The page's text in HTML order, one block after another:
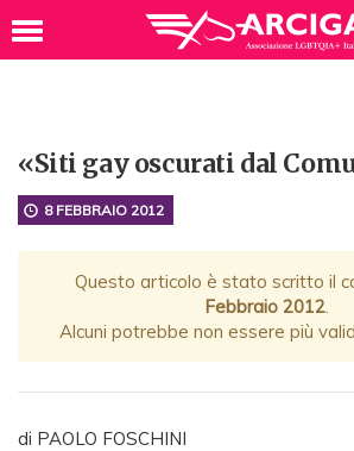
«Siti gay oscurati dal
8 FEBBRAIO 2012
Questo articolo è stato scritto il
Febbraio 2012.
Alcuni potrebbe non essere più
di PAOLO FOSCHINI